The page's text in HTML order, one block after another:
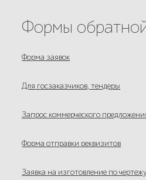
Формы
Форма заявок
Для госзаказчиков, тендеры
Запрос коммерческого
Форма отправки реквизитов
Заявка на изготовление по